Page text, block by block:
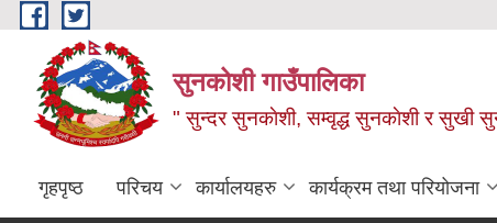
Skip to main content
सुनकोशी गाउँपालिका
" सुन्दर सुनकाेशी, सम्वृद्ध सुनकाेशी र सुखी
गृहपृष्ठ परिचय कार्यालयहरु कार्यक्रम तथा परियोजना